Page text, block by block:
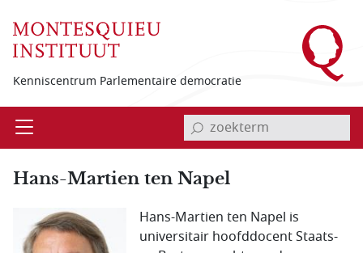
Kenniscentrum Parlementaire democratie
Open invoerveld zoekterm
Hans-Martien ten Napel
Hans-Martien ten Napel is
universitair hoofddocent Staats-